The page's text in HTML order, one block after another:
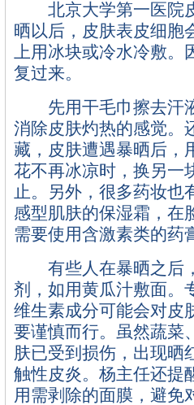
北京大学第一医院皮
晒以后，皮肤表皮细胞
上用冰块或冷水冷敷
复过来。
先用干毛巾擦去汗液
消除皮肤灼热的感觉。
藏，皮肤遭遇暴晒后，
花不再冰凉时，换另一
止。另外，很多药妆也
感型肌肤的保湿霜，在
需要使用含激素类的药
有些人在暴晒之后，
剂，如用黄瓜汁敷面。
维生素成分可能会对皮
要谨慎而行。虽然蔬菜
肤已受到损伤，出现晒
触性皮炎。杨主任还提
用需剥除的面膜，避免